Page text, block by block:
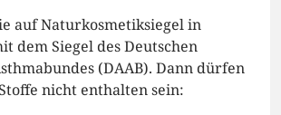
auf Naturkosmetiksiegel in
dem Siegel des Deutschen
(DAAB). Dann dürfen
nicht enthalten sein: